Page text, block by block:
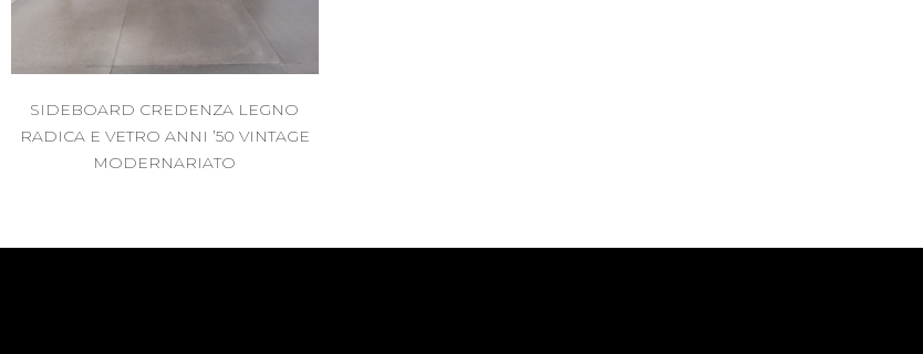
SIDEBOARD CREDENZA LEGNO
RADICA E VETRO ANNI ’50 VINTAGE
MODERNARIATO